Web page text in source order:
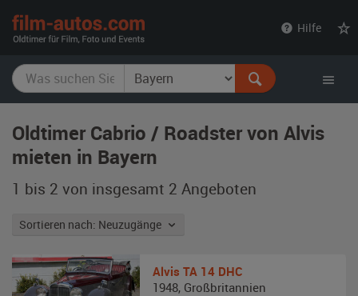
Hilfe
Oldtimer Cabrio / Roadster von Alvis
mieten in Bayern
1 bis 2 von insgesamt 2 Angeboten
Sortieren nach: Neuzugänge
Alvis TA 14 DHC
1948, Großbritannien